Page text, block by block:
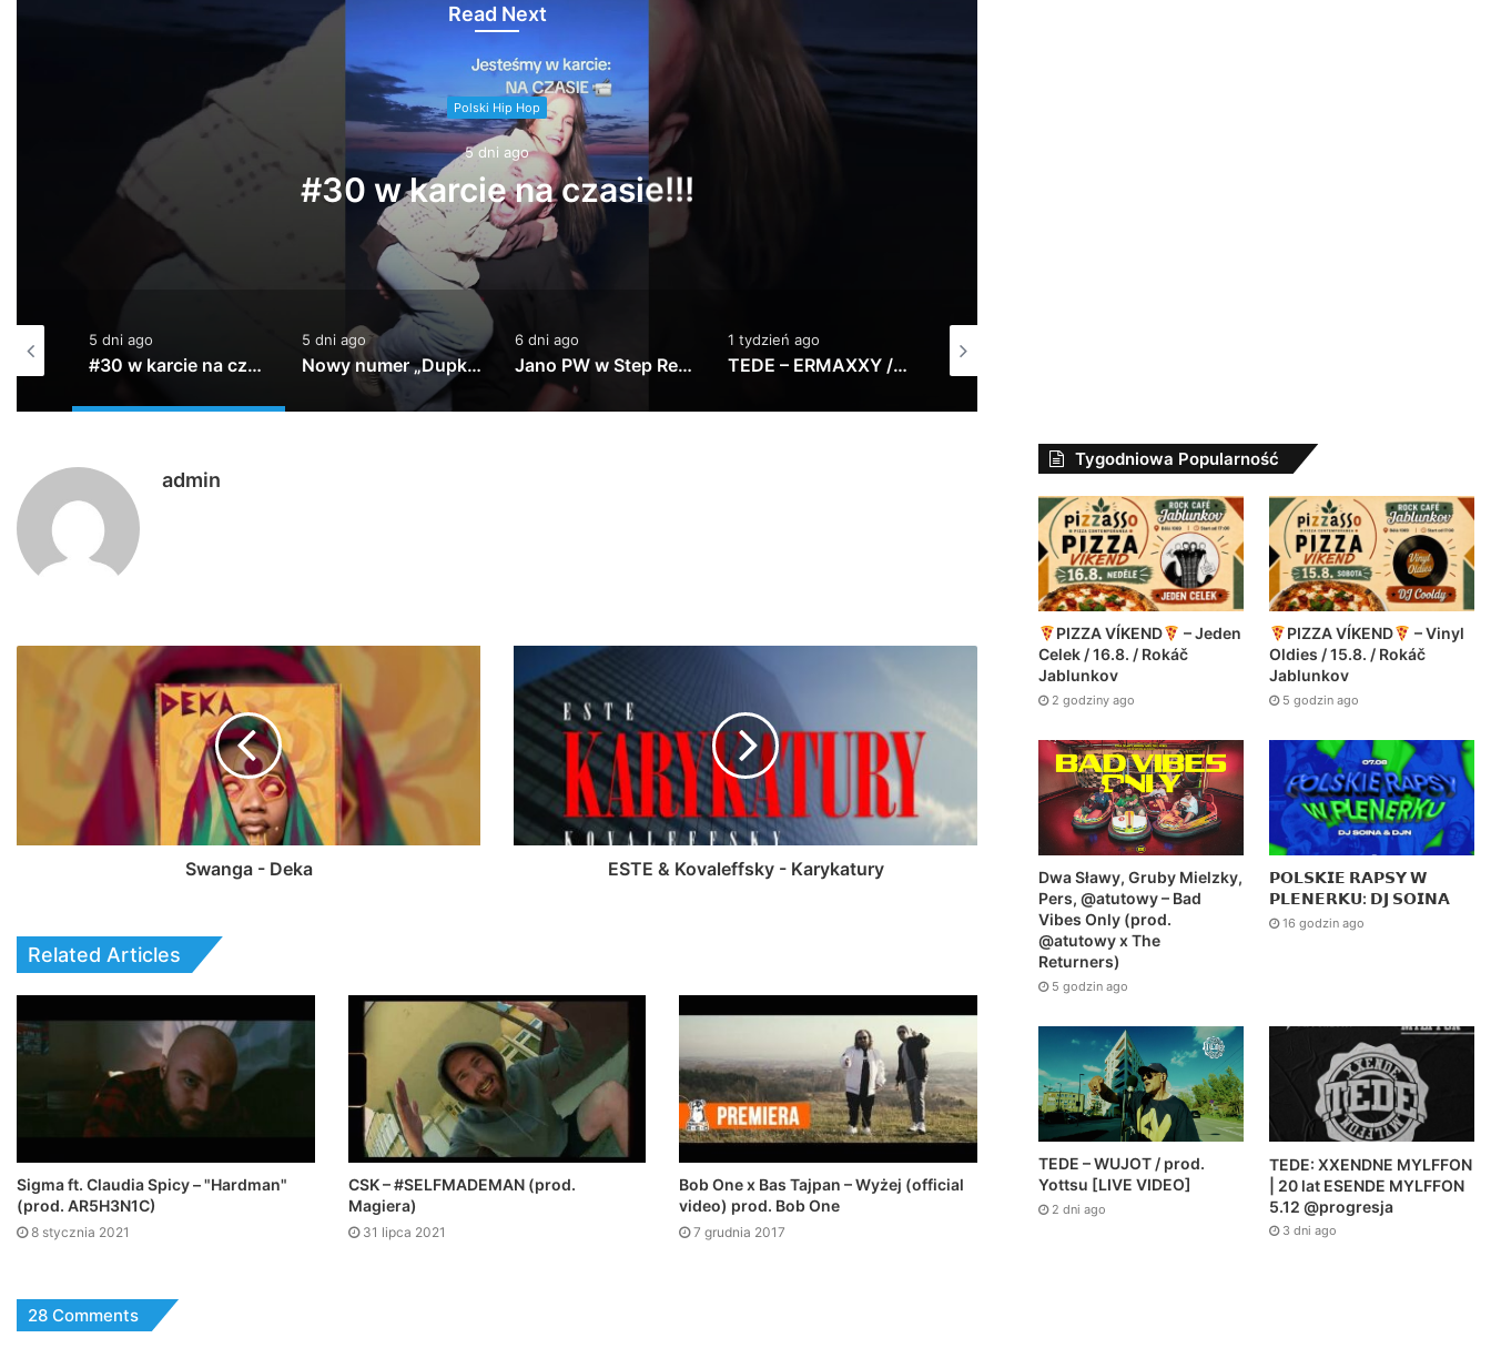
Read Next
Polski Hip Hop
5 dni ago
#30 w karcie na czasie!!!
PeRJot – Dupki i Ziomki
5 dni ago
#30 w karcie na czasie!!!
5 dni ago
Nowy numer „Dupki i Ziomki” już jutro na kanale Altereggo Records #altereggo #rap #rolka #hiphop
6 dni ago
Jano PW w Step Records!
1 tydzień ago
TEDE – ERMAXXY / prod. Yottsu [LIVE VIDEO]
admin
Swanga - Deka ESTE & Kovaleffsky - Karykatury
Related Articles
Sigma ft. Claudia Spicy – "Hardman"
(prod. AR5H3N1C)
8 stycznia 2021
CSK – #SELFMADEMAN (prod.
Magiera)
31 lipca 2021
Bob One x Bas Tajpan – Wyżej (official
video) prod. Bob One
7 grudnia 2017
28 Comments
Tygodniowa Popularność
PIZZA VÍKEND
– Jeden
Celek / 16.8. / Rokáč
Jablunkov
2 godziny ago
PIZZA VÍKEND
– Vinyl
Oldies / 15.8. / Rokáč
Jablunkov
5 godzin ago
Dwa Sławy, Gruby Mielzky,
Pers, @atutowy – Bad
Vibes Only (prod.
@atutowy x The
Returners)
5 godzin ago
𝗣𝗢𝗟𝗦𝗞𝗜𝗘 𝗥𝗔𝗣𝗦𝗬 𝗪
𝗣𝗟𝗘𝗡𝗘𝗥𝗞𝗨: 𝗗𝗝 𝗦𝗢𝗜𝗡𝗔
16 godzin ago
TEDE – WUJOT / prod.
Yottsu [LIVE VIDEO]
2 dni ago
TEDE: XXENDNE MYLFFON
| 20 lat ESENDE MYLFFON
5.12 @progresja
3 dni ago